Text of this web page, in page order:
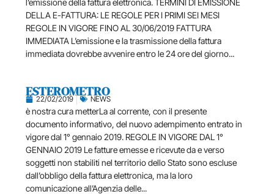
l’emissione della fattura elettronica. TERMINI DI EMISSIONE
DELLA E-FATTURA: LE REGOLE PER I PRIMI SEI MESI
REGOLE IN VIGORE FINO AL 30/06/2019 FATTURA
IMMEDIATA L’emissione e la trasmissione della fattura
immediata dovrebbe avvenire entro le 24 ore del giorno...
ESTEROMETRO
22/02/2019 NEWS
è nostra cura metterLa al corrente, con il presente
documento informativo, del nuovo adempimento entrato in
vigore dal 1° gennaio 2019. REGOLE IN VIGORE DAL 1°
GENNAIO 2019 Le fatture emesse e ricevute da e verso
soggetti non stabiliti nel territorio dello Stato sono escluse
dall’obbligo della fattura elettronica, ma la loro
comunicazione all’Agenzia delle...